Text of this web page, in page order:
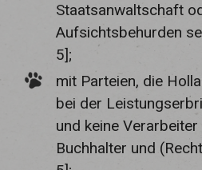
Staatsanwaltschaft
Aufsichtsbehurden
5];
mit Parteien, die
bei der
und keine
Buchhalter und